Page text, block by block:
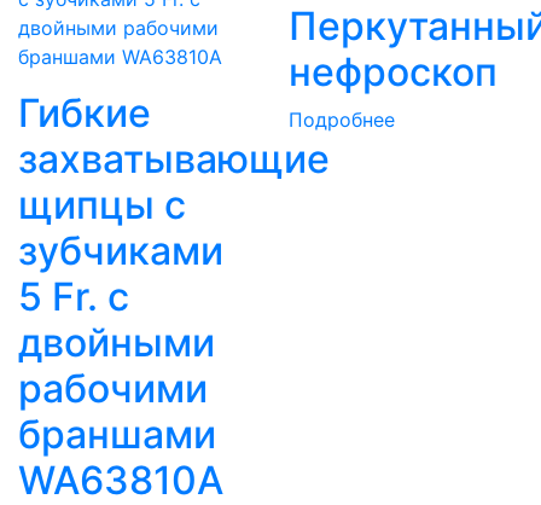
Гибкие
захватывающие
щипцы с
зубчиками
5 Fr. с
двойными
рабочими
браншами
WA63810A
нефроскоп
Подробнее